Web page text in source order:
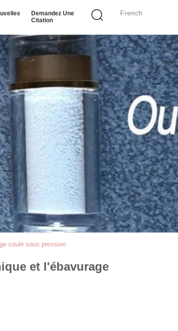
French
Demandez Une
Citation
coulé sous pression
et l'ébavurage